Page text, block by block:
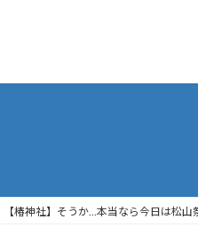
【椿神社】そうか…本当なら今日は松山